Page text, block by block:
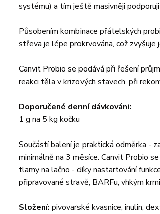
systému) a tím ještě masivněji
Působením kombinace přátelských
střeva je lépe prokrvována, což
Canvit Probio se podává při řešení
reakci těla v krizových stavech, při
Doporučené denní dávkováni:
1 g na 5 kg kočku
Součástí balení je praktická odměrka -
minimálně na 3 měsíce. Canvit Probio
tlamy na lačno - díky nastartování
připravované stravě, BARFu, vhkým
Složení: pivovarské kvasnice, inulin,